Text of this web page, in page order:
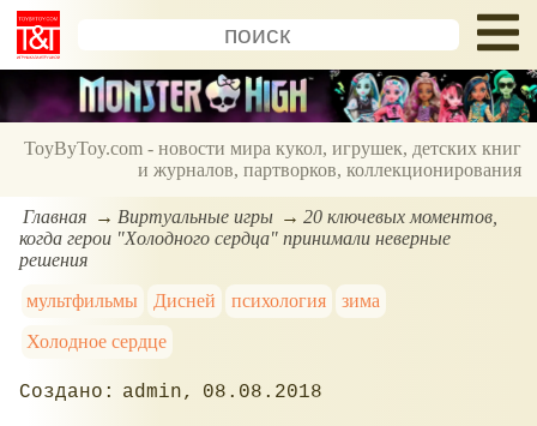
ToyByToy.com - новости мира кукол, игрушек, детских книг
и журналов, партворков, коллекционирования
Главная Виртуальные игры
20 ключевых моментов,
когда герои "Холодного сердца" принимали неверные
решения
мультфильмы
Дисней психология
зима
Холодное сердце
admin 08.08.2018